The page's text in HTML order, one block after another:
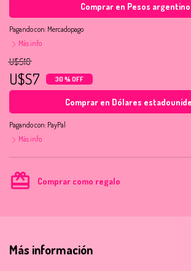
Comprar en Pesos
Pagando con: Mercadopago
Más info
U$S10
U$S7 30 % OFF
Comprar en Dólares
Pagando con: PayPal
Más info
card_giftcard Comprar como regalo
Más información